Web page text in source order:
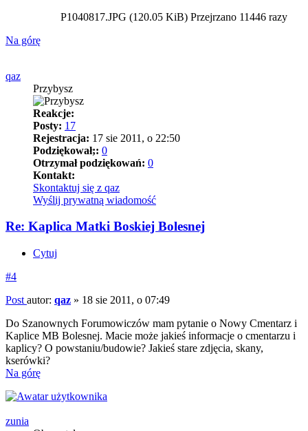
P1040817.JPG (120.05 KiB) Przejrzano 11446 razy
Na górę
qaz
Przybysz
Reakcje:
Posty: 17
Rejestracja: 17 sie 2011, o 22:50
Podziękował;: 0
Otrzymał podziękowań: 0
Kontakt:
Skontaktuj się z qaz
Wyślij prywatną wiadomość
Re: Kaplica Matki Boskiej Bolesnej
Cytuj
#4
Post autor: qaz » 18 sie 2011, o 07:49
Do Szanownych Forumowiczów mam pytanie o Nowy Cmentarz i
Kaplice MB Bolesnej. Macie może jakieś informacje o cmentarzu i
kaplicy? O powstaniu/budowie? Jakieś stare zdjęcia, skany,
kserówki?
Na górę
zunia